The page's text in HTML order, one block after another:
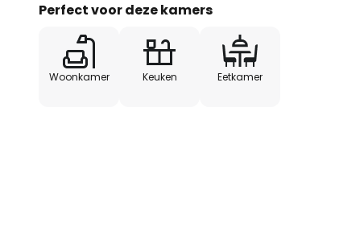
Perfect voor deze kamers
Woonkamer Keuken Eetkamer